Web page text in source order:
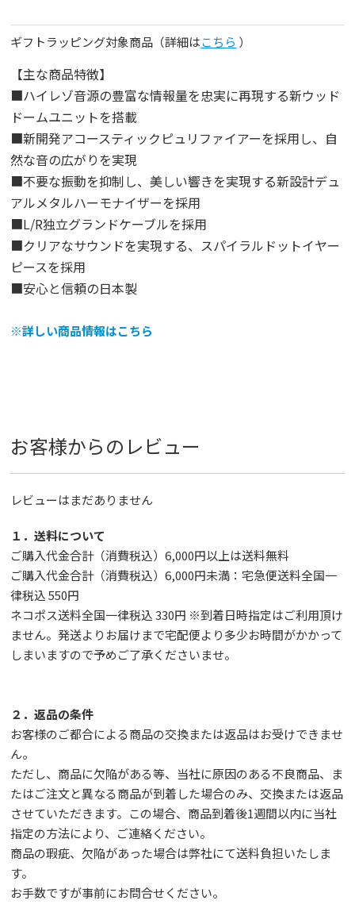
ギフトラッピング対象商品（詳細はこちら ）
【主な商品特徴】
■ハイレゾ音源の豊富な情報量を忠実に再現する新ウッド
ドームユニットを搭載
■新開発アコースティックピュリファイアーを採用し、自
然な音の広がりを実現
■不要な振動を抑制し、美しい響きを実現する新設計デュ
アルメタルハーモナイザーを採用
■L/R独立グランドケーブルを採用
■クリアなサウンドを実現する、スパイラルドットイヤー
ピースを採用
■安心と信頼の日本製
※詳しい商品情報はこちら
お客様からのレビュー
レビューはまだありません
１．送料について
ご購入代金合計（消費税込）6,000円以上は送料無料
ご購入代金合計（消費税込）6,000円未満：宅急便送料全国一
律税込 550円
ネコポス送料全国一律税込 330円 ※到着日時指定はご利用頂け
ません。発送よりお届けまで宅配便より多少お時間がかかって
しまいますので予めご了承くださいませ。
２．返品の条件
お客様のご都合による商品の交換または返品はお受けできませ
ん。
ただし、 商品に欠陥がある等、当社に原因のある不良商品、ま
たはご注文と異なる商品が到着した場合のみ、交換または返品
させていただきます。この場合、商品到着後1週間以内に当社
指定の方法により、ご連絡ください。
商品の瑕疵、欠陥があった場合は弊社にて送料負担いたしま
す。
お手数ですが事前にお問合せください。